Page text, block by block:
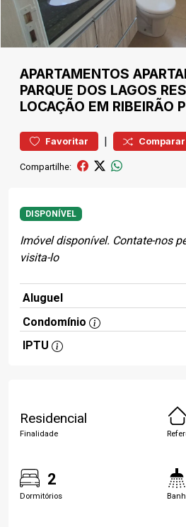
APARTAMENTOS
PARQUE DOS LAGOS
LOCAÇÃO EM RIBEIRÃO
Favoritar | Comparar
Compartilhe:
DISPONÍVEL
Imóvel disponível. Contate-nos
visita-lo
Aluguel
Condomínio
IPTU
Residencial
Finalidade
2
Dormitórios